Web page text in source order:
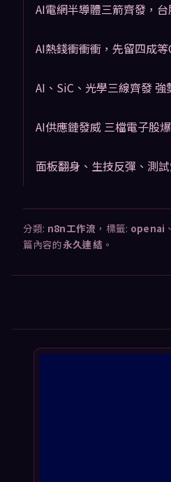
AI電網半導體三箭齊發，
AI熱錢衝衝衝，先留四成等
AI、SiC、光學三線齊發 強
AI供應鏈發威 三檔電子股
面板翻身、生技反彈、測
分類: n8n工作流 ，標籤: openai 、
篇內容的永久連結 。